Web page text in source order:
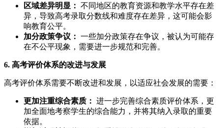
区域差异明显： 不同地区的教育资源和教学水平存在差
异，导致高考录取分数线和难度存在差异，这可能会影
响教育公平。
加分政策争议： 一些加分政策存在争议，被认为可能存
在不公平现象，需要进一步规范和完善。
6. 高考评价体系的改进与发展
高考评价体系需要不断改进和发展，以适应社会发展的需要：
更加注重综合素质： 进一步完善综合素质评价体系，更
加全面地考察学生的综合能力，并将其纳入录取的重要
依据。